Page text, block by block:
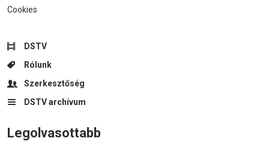
Cookies
DSTV
Rólunk
Szerkesztőség
DSTV archívum
Legolvasottabb